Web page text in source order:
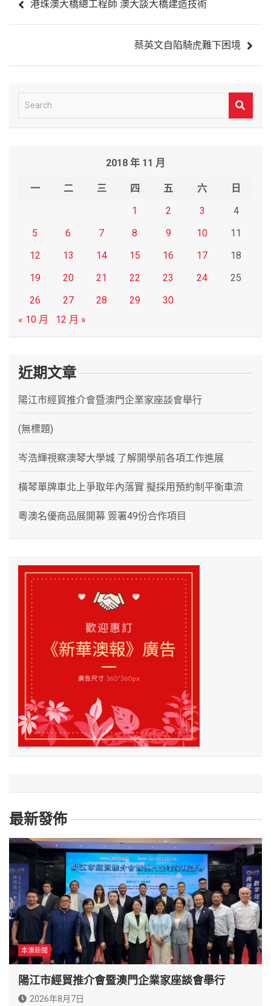
章 港珠澳大橋總工程師 澳大談大橋建造技術
蔡英文自陷騎虎難下困境
e
2018 年 11 月
一 二 三 四 五 六
日
1
2 3
4
5
6 7 8 9 10
11
12
13 14 15 16 17
18
19
20 21 22 23 24
25
26
27 28 29
30
« 10 月
12 月 »
近期文章
陽江市經貿推介會暨澳門企業家座談會舉行
(無標題)
岑浩輝視察澳琴大學城 了解開學前各項工作進展
橫琴單牌車北上爭取年內落實 擬採用預約制平衡車流
粵澳名優商品展開幕 簽署49份合作項目
最新發佈
本澳新聞
陽江市經貿推介會暨澳門企業家座談會舉行
2026年8月7日